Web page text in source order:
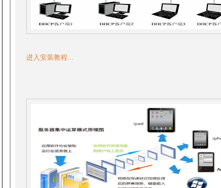
进入安装教程...